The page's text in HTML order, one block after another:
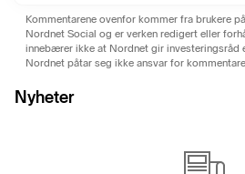
Kommentarene ovenfor kommer fra brukere
Nordnet Social og er verken redigert eller
innebærer ikke at Nordnet gir investeringsråd
Nordnet påtar seg ikke ansvar for
Nyheter